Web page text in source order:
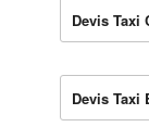
Devis Taxi
Devis Taxi